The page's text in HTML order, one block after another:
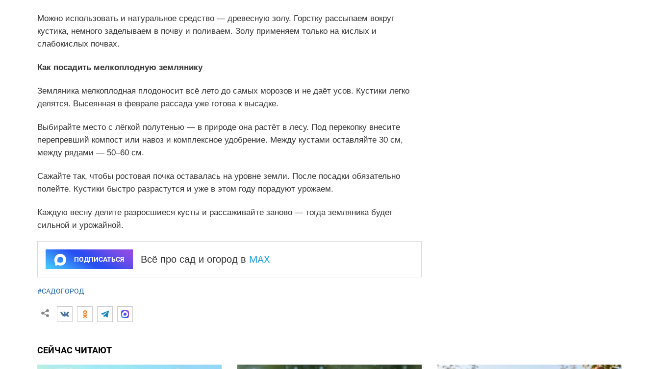
Можно использовать и натуральное средство — древесную золу. Горстку рассыпаем вокруг
кустика, немного заделываем в почву и поливаем. Золу применяем только на кислых и
слабокислых почвах.
Как посадить мелкоплодную землянику
Земляника мелкоплодная плодоносит всё лето до самых морозов и не даёт усов. Кустики легко
делятся. Высеянная в феврале рассада уже готова к высадке.
Выбирайте место с лёгкой полутенью — в природе она растёт в лесу. Под перекопку внесите
перепревший компост или навоз и комплексное удобрение. Между кустами оставляйте 30 см,
между рядами — 50–60 см.
Сажайте так, чтобы ростовая почка оставалась на уровне земли. После посадки обязательно
полейте. Кустики быстро разрастутся и уже в этом году порадуют урожаем.
Каждую весну делите разросшиеся кусты и рассаживайте заново — тогда земляника будет
сильной и урожайной.
ПОДПИСАТЬСЯ Всё про сад и огород в MAX
#САДОГОРОД
СЕЙЧАС ЧИТАЮТ